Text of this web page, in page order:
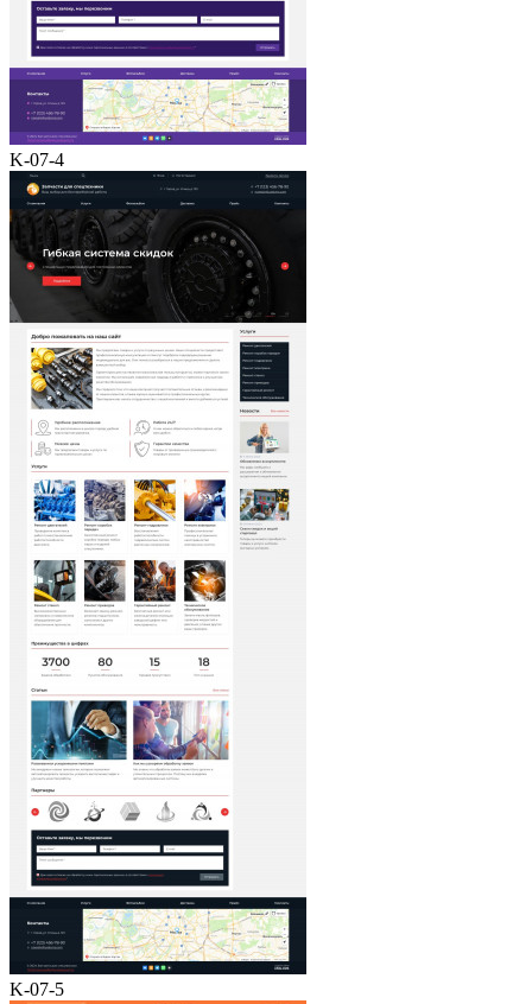
K-07-4
K-07-5